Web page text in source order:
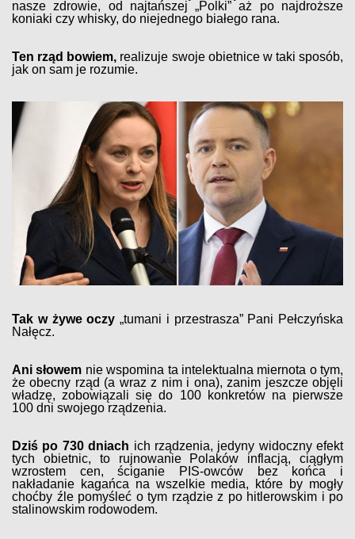
nasze zdrowie, od najtańszej „Polki” aż po najdroższe
koniaki czy whisky, do niejednego białego rana.
Ten rząd bowiem, realizuje swoje obietnice w taki sposób,
jak on sam je rozumie.
Tak w żywe oczy „tumani i przestrasza” Pani Pełczyńska
Nałęcz.
Ani słowem nie wspomina ta intelektualna miernota o tym,
że obecny rząd (a wraz z nim i ona), zanim jeszcze objęli
władzę, zobowiązali się do 100 konkretów na pierwsze
100 dni swojego rządzenia.
Dziś po 730 dniach ich rządzenia, jedyny widoczny efekt
tych obietnic, to rujnowanie Polaków inflacją, ciągłym
wzrostem cen, ściganie PIS-owców bez końca i
nakładanie kagańca na wszelkie media, które by mogły
choćby źle pomyśleć o tym rządzie z po hitlerowskim i po
stalinowskim rodowodem.